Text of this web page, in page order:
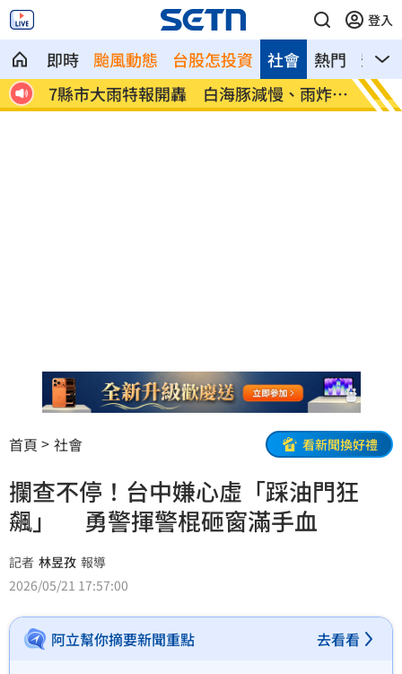
登入
即時 颱風動態 台股怎投資 熱門 影音
社會
昏
7縣市大雨特報開轟 白海豚減慢、雨炸3
天
國道
醫
首頁 社會 看新聞換好禮
攔查不停！台中嫌心虛「踩油門狂
飆」 勇警揮警棍砸窗滿手血
記者 林昱孜 報導
2026/05/21 17:57:00
阿立幫你摘要新聞重點 去看看